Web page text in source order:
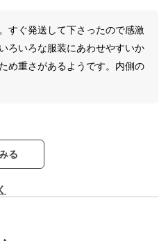
すぐ発送して下さったので感激
ろいろな服装にあわせやすいか
め重さがあるようです。内側の
る